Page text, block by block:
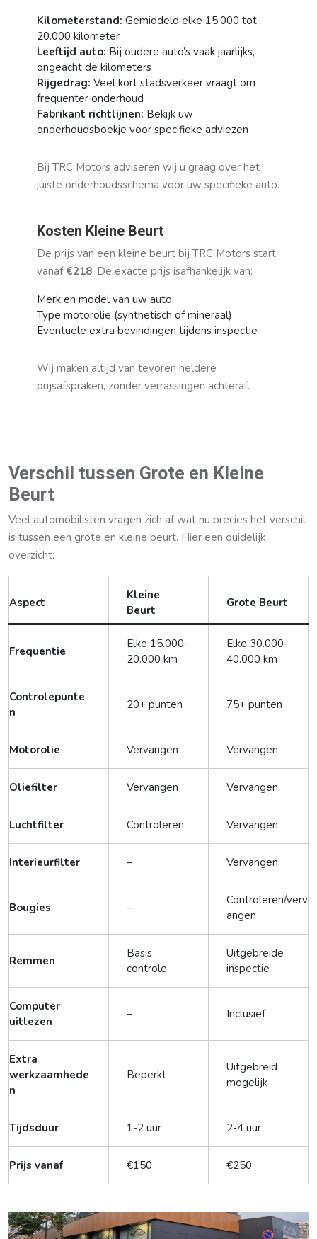
Kilometerstand: Gemiddeld elke 15.000 tot
20.000 kilometer
Leeftijd auto: Bij oudere auto’s vaak jaarlijks,
ongeacht de kilometers
Rijgedrag: Veel kort stadsverkeer vraagt om
frequenter onderhoud
Fabrikant richtlijnen: Bekijk uw
onderhoudsboekje voor specifieke adviezen
Bij TRC Motors adviseren wij u graag over het
juiste onderhoudsschema voor uw specifieke auto.
Kosten Kleine Beurt
De prijs van een kleine beurt bij TRC Motors start
vanaf €218. De exacte prijs isafhankelijk van:
Merk en model van uw auto
Type motorolie (synthetisch of mineraal)
Eventuele extra bevindingen tijdens inspectie
Wij maken altijd van tevoren heldere
prijsafspraken, zonder verrassingen achteraf.
Verschil tussen Grote en Kleine
Beurt
Veel automobilisten vragen zich af wat nu precies het verschil
is tussen een grote en kleine beurt. Hier een duidelijk
overzicht:
Aspect
Kleine
Beurt
Grote Beurt
Frequentie
Elke 15.000-
20.000 km
Elke 30.000-
40.000 km
Controlepunte
n
20+ punten 75+ punten
Motorolie Vervangen Vervangen
Oliefilter Vervangen Vervangen
Luchtfilter Controleren Vervangen
Interieurfilter – Vervangen
Bougies –
Controleren/verv
angen
Remmen
Basis
controle
Uitgebreide
inspectie
Computer
uitlezen
– Inclusief
Extra
werkzaamhede
n
Beperkt
Uitgebreid
mogelijk
Tijdsduur 1-2 uur 2-4 uur
Prijs vanaf €150 €250